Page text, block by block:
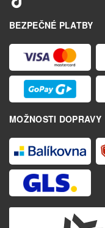
BEZPEČNÉ PLATBY
MOŽNOSTI DOPRAVY